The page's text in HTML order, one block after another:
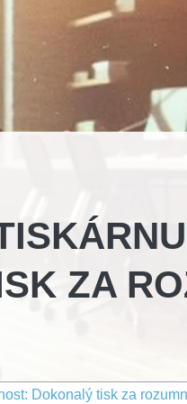
ZA
Dokonalý tisk za